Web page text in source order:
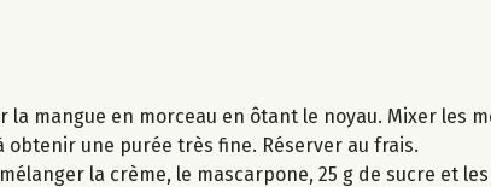
la mangue en morceau en ôtant le noyau. Mixer les
obtenir une purée très fine. Réserver au frais.
la crème, le mascarpone, 25 g de sucre et